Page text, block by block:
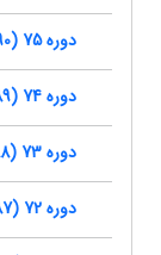
دوره 75 (1390)
دوره 74 (1389)
دوره 73 (1388)
دوره 72 (1387)